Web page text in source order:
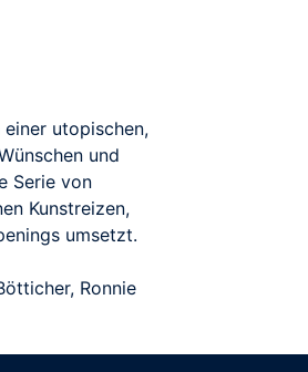
utopischen,
und
Serie von
Kunstreizen,
umsetzt.
Ronnie